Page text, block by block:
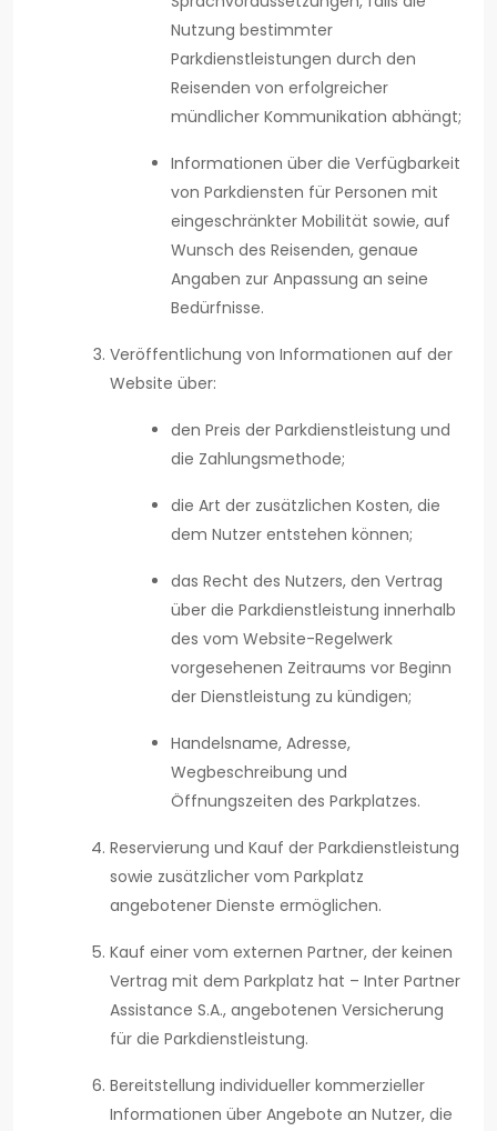
Nutzung bestimmter
Parkdienstleistungen durch den
Reisenden von erfolgreicher
mündlicher Kommunikation abhängt;
Informationen über die Verfügbarkeit
von Parkdiensten für Personen mit
eingeschränkter Mobilität sowie, auf
Wunsch des Reisenden, genaue
Angaben zur Anpassung an seine
Bedürfnisse.
Veröffentlichung von Informationen auf der
Website über:
den Preis der Parkdienstleistung und
die Zahlungsmethode;
die Art der zusätzlichen Kosten, die
dem Nutzer entstehen können;
das Recht des Nutzers, den Vertrag
über die Parkdienstleistung innerhalb
des vom Website-Regelwerk
vorgesehenen Zeitraums vor Beginn
der Dienstleistung zu kündigen;
Handelsname, Adresse,
Wegbeschreibung und
Öffnungszeiten des Parkplatzes.
Reservierung und Kauf der Parkdienstleistung
sowie zusätzlicher vom Parkplatz
angebotener Dienste ermöglichen.
Kauf einer vom externen Partner, der keinen
Vertrag mit dem Parkplatz hat – Inter Partner
Assistance S.A., angebotenen Versicherung
für die Parkdienstleistung.
Bereitstellung individueller kommerzieller
Informationen über Angebote an Nutzer, die